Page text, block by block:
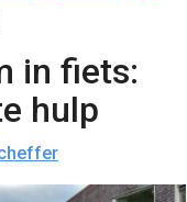
in fiets:
hulp